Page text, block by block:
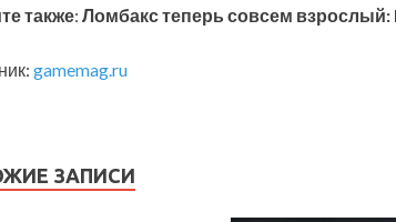
также: Ломбакс теперь совсем взрослый:
gamemag.ru
ЗАПИСИ